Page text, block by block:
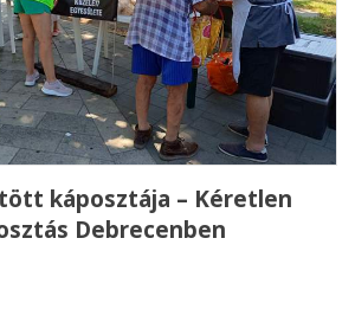
káposztája – Kéretlen
Debrecenben